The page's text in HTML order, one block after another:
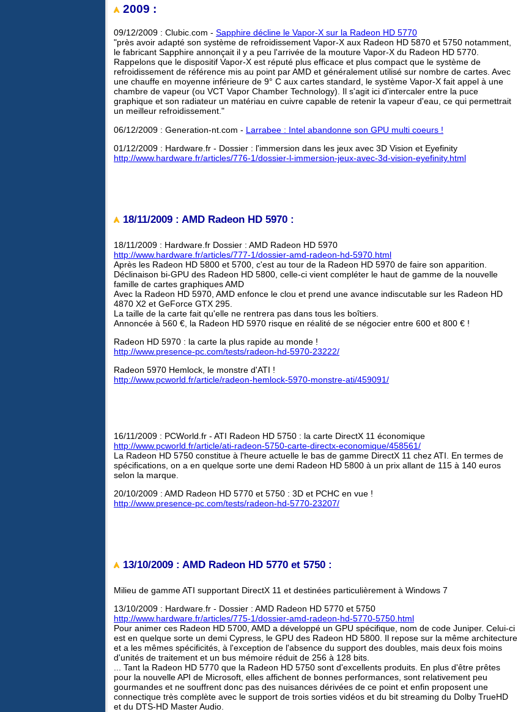
2009 :
09/12/2009 : Clubic.com - Sapphire décline le Vapor-X sur la Radeon HD 5770
"près avoir adapté son système de refroidissement Vapor-X aux Radeon HD 5870 et 5750 notamment,
le fabricant Sapphire annonçait il y a peu l'arrivée de la mouture Vapor-X du Radeon HD 5770.
Rappelons que le dispositif Vapor-X est réputé plus efficace et plus compact que le système de
refroidissement de référence mis au point par AMD et généralement utilisé sur nombre de cartes. Avec
une chauffe en moyenne inférieure de 9° C aux cartes standard, le système Vapor-X fait appel à une
chambre de vapeur (ou VCT Vapor Chamber Technology). Il s'agit ici d'intercaler entre la puce
graphique et son radiateur un matériau en cuivre capable de retenir la vapeur d'eau, ce qui permettrait
un meilleur refroidissement."
06/12/2009 : Generation-nt.com - Larrabee : Intel abandonne son GPU multi coeurs !
01/12/2009 : Hardware.fr - Dossier : l'immersion dans les jeux avec 3D Vision et Eyefinity
http://www.hardware.fr/articles/776-1/dossier-l-immersion-jeux-avec-3d-vision-eyefinity.html
18/11/2009 : AMD Radeon HD 5970 :
18/11/2009 : Hardware.fr Dossier : AMD Radeon HD 5970
http://www.hardware.fr/articles/777-1/dossier-amd-radeon-hd-5970.html
Après les Radeon HD 5800 et 5700, c'est au tour de la Radeon HD 5970 de faire son apparition.
Déclinaison bi-GPU des Radeon HD 5800, celle-ci vient compléter le haut de gamme de la nouvelle
famille de cartes graphiques AMD
Avec la Radeon HD 5970, AMD enfonce le clou et prend une avance indiscutable sur les Radeon HD
4870 X2 et GeForce GTX 295.
La taille de la carte fait qu'elle ne rentrera pas dans tous les boîtiers.
Annoncée à 560 €, la Radeon HD 5970 risque en réalité de se négocier entre 600 et 800 € !
Radeon HD 5970 : la carte la plus rapide au monde !
http://www.presence-pc.com/tests/radeon-hd-5970-23222/
Radeon 5970 Hemlock, le monstre d'ATI !
http://www.pcworld.fr/article/radeon-hemlock-5970-monstre-ati/459091/
16/11/2009 : PCWorld.fr - ATI Radeon HD 5750 : la carte DirectX 11 économique
http://www.pcworld.fr/article/ati-radeon-5750-carte-directx-economique/458561/
La Radeon HD 5750 constitue à l'heure actuelle le bas de gamme DirectX 11 chez ATI. En termes de
spécifications, on a en quelque sorte une demi Radeon HD 5800 à un prix allant de 115 à 140 euros
selon la marque.
20/10/2009 : AMD Radeon HD 5770 et 5750 : 3D et PCHC en vue !
http://www.presence-pc.com/tests/radeon-hd-5770-23207/
13/10/2009 : AMD Radeon HD 5770 et 5750 :
Milieu de gamme ATI supportant DirectX 11 et destinées particulièrement à Windows 7
13/10/2009 : Hardware.fr - Dossier : AMD Radeon HD 5770 et 5750
http://www.hardware.fr/articles/775-1/dossier-amd-radeon-hd-5770-5750.html
Pour animer ces Radeon HD 5700, AMD a développé un GPU spécifique, nom de code Juniper. Celui-ci
est en quelque sorte un demi Cypress, le GPU des Radeon HD 5800. Il repose sur la même architecture
et a les mêmes spécificités, à l'exception de l'absence du support des doubles, mais deux fois moins
d'unités de traitement et un bus mémoire réduit de 256 à 128 bits.
... Tant la Radeon HD 5770 que la Radeon HD 5750 sont d'excellents produits. En plus d'être prêtes
pour la nouvelle API de Microsoft, elles affichent de bonnes performances, sont relativement peu
gourmandes et ne souffrent donc pas des nuisances dérivées de ce point et enfin proposent une
connectique très complète avec le support de trois sorties vidéos et du bit streaming du Dolby TrueHD
et du DTS-HD Master Audio.